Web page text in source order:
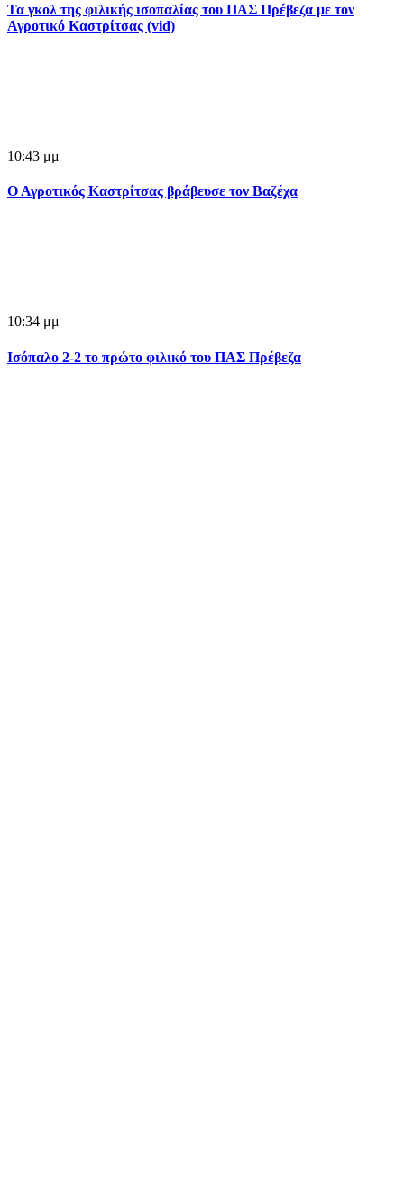
Τα γκολ της φιλικής ισοπαλίας του ΠΑΣ Πρέβεζα με τον
Αγροτικό Καστρίτσας (vid)
10:43 μμ
Ο Αγροτικός Καστρίτσας βράβευσε τον Βαζέχα
10:34 μμ
Ισόπαλο 2-2 το πρώτο φιλικό του ΠΑΣ Πρέβεζα